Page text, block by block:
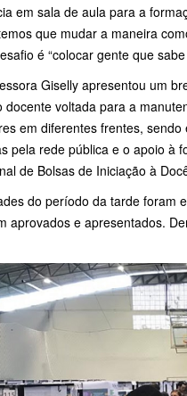
em sala de aula para a
que mudar a maneira
é “colocar gente que
Giselly apresentou um
docente voltada para a
em diferentes frentes,
pela rede pública e o apoio à
de Bolsas de Iniciação à
do período da tarde foram
aprovados e apresentados.